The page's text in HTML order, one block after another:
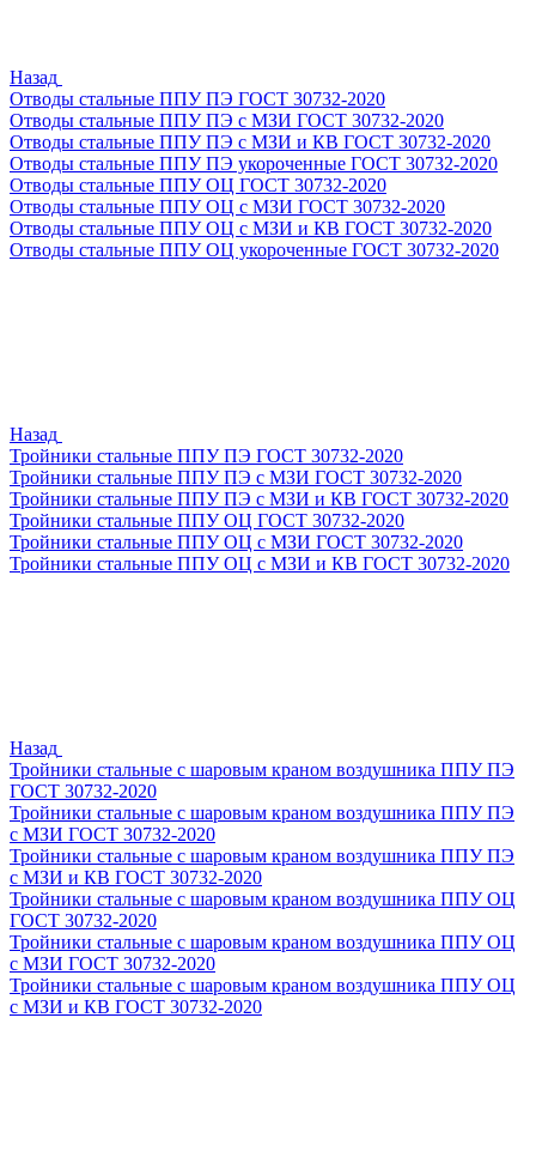
Назад
Отводы стальные ППУ ПЭ ГОСТ 30732-2020
Отводы стальные ППУ ПЭ с МЗИ ГОСТ 30732-2020
Отводы стальные ППУ ПЭ с МЗИ и КВ ГОСТ 30732-2020
Отводы стальные ППУ ПЭ укороченные ГОСТ 30732-2020
Отводы стальные ППУ ОЦ ГОСТ 30732-2020
Отводы стальные ППУ ОЦ с МЗИ ГОСТ 30732-2020
Отводы стальные ППУ ОЦ с МЗИ и КВ ГОСТ 30732-2020
Отводы стальные ППУ ОЦ укороченные ГОСТ 30732-2020
Назад
Тройники стальные ППУ ПЭ ГОСТ 30732-2020
Тройники стальные ППУ ПЭ с МЗИ ГОСТ 30732-2020
Тройники стальные ППУ ПЭ с МЗИ и КВ ГОСТ 30732-2020
Тройники стальные ППУ ОЦ ГОСТ 30732-2020
Тройники стальные ППУ ОЦ с МЗИ ГОСТ 30732-2020
Тройники стальные ППУ ОЦ с МЗИ и КВ ГОСТ 30732-2020
Назад
Тройники стальные с шаровым краном воздушника ППУ ПЭ
ГОСТ 30732-2020
Тройники стальные с шаровым краном воздушника ППУ ПЭ
с МЗИ ГОСТ 30732-2020
Тройники стальные с шаровым краном воздушника ППУ ПЭ
с МЗИ и КВ ГОСТ 30732-2020
Тройники стальные с шаровым краном воздушника ППУ ОЦ
ГОСТ 30732-2020
Тройники стальные с шаровым краном воздушника ППУ ОЦ
с МЗИ ГОСТ 30732-2020
Тройники стальные с шаровым краном воздушника ППУ ОЦ
с МЗИ и КВ ГОСТ 30732-2020